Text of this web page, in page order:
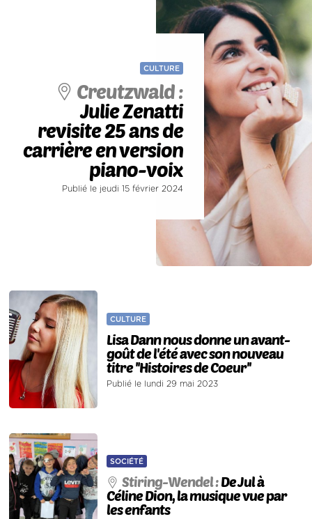
CULTURE
Creutzwald :
Julie Zenatti
revisite 25 ans de
carrière en version
piano-voix
Publié le jeudi 15 février 2024
CULTURE
Lisa Dann nous donne un avant-
goût de l'été avec son nouveau
titre ''Histoires de Coeur''
Publié le lundi 29 mai 2023
SOCIÉTÉ
Stiring-Wendel :De Jul à
Céline Dion, la musique vue par
les enfants